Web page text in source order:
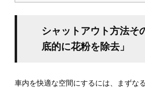
シャットアウト方法そ
底的に花粉を除去」
車内を快適な空間にするには、まずな